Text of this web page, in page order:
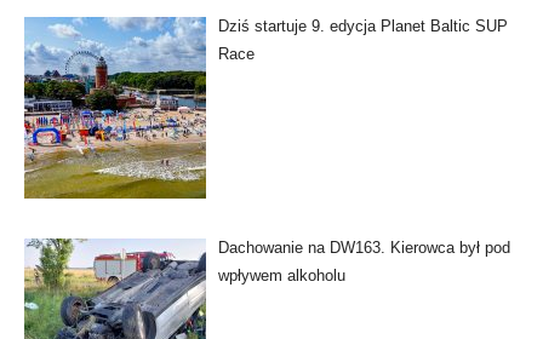
Dziś startuje 9. edycja Planet Baltic SUP
Race
Dachowanie na DW163. Kierowca był pod
wpływem alkoholu